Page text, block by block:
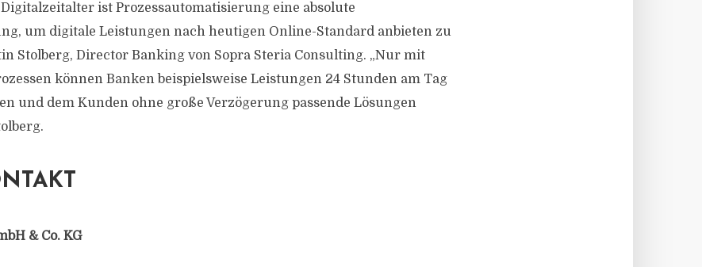
ist Prozessautomatisierung eine absolute
um digitale Leistungen nach heutigen Online-Standard anbieten zu
Stolberg, Director Banking von Sopra Steria Consulting. „Nur mit
können Banken beispielsweise Leistungen 24 Stunden am Tag
und dem Kunden ohne große Verzögerung passende Lösungen
& Co. KG